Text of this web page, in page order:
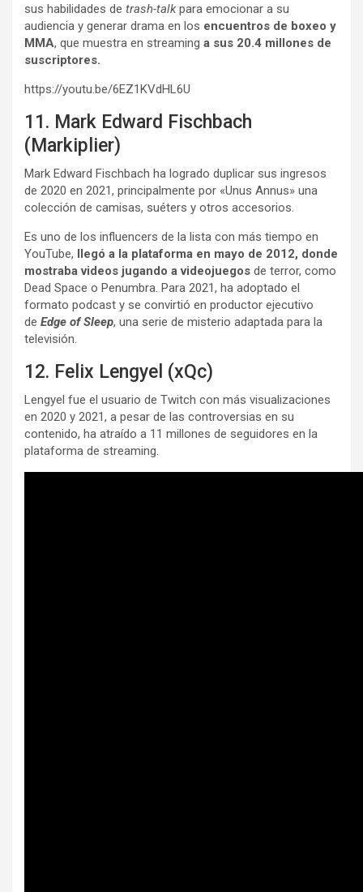
sus habilidades de trash-talkpara emocionar a su
audiencia y generar drama en los encuentros de boxeo y
MMA, que muestra en streaming a sus 20.4 millones de
suscriptores.
https://youtu.be/6EZ1KVdHL6U
11. Mark Edward Fischbach
(Markiplier)
Mark Edward Fischbach ha logrado duplicar sus ingresos
de 2020 en 2021, principalmente por «Unus Annus» una
colección de camisas, suéters y otros accesorios.
Es uno de los influencers de la lista con más tiempo en
YouTube, llegó a la plataforma en mayo de 2012, donde
mostraba videos jugando a videojuegos de terror, como
Dead Space o Penumbra. Para 2021, ha adoptado el
formato podcast y se convirtió en productor ejecutivo
de Edge of Sleep, una serie de misterio adaptada para la
televisión.
12. Felix Lengyel (xQc)
Lengyel fue el usuario de Twitch con más visualizaciones
en 2020 y 2021, a pesar de las controversias en su
contenido, ha atraído a 11 millones de seguidores en la
plataforma de streaming.